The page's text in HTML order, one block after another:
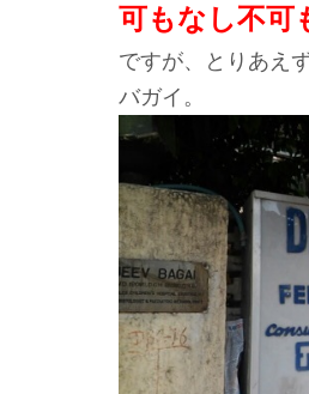
可もなし不可
ですが、とりあえ
バガイ。